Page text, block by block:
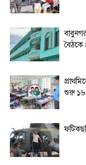
বৈঠকে
শুরু